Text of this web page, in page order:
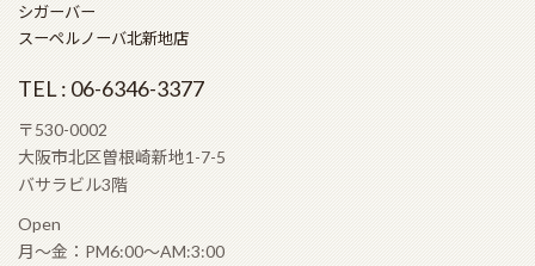
シガーバー
スーペルノーバ北新地店
TEL : 06-6346-3377
〒530-0002
大阪市北区曽根崎新地1-7-5
バサラビル3階
Open
月〜金：PM6:00〜AM:3:00
北新地店案内